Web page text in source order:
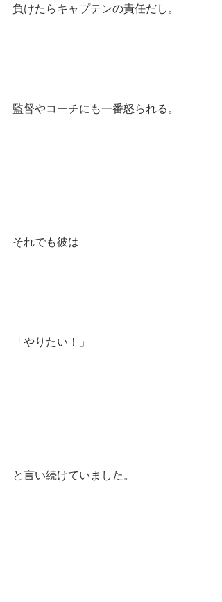
負けたらキャプテンの責任だし。
監督やコーチにも一番怒られる。
それでも彼は
「やりたい！」
と言い続けていました。